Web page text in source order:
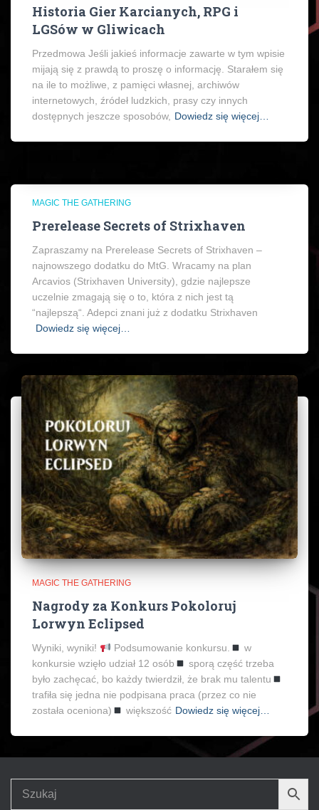
Historia Gier Karcianych, RPG i
LGSów w Gliwicach
Przedmowa Jeśli jakieś informacje zawarte w tym wpisie
mijają się z prawdą to proszę o informację. Starałem się
na ile to możliwe, z pamięci własnej, archiwów
internetowych, źródeł ludzkich, prasy czy innych
dostępnych jeszcze sposobów, Dowiedz się więcej…
MAGIC THE GATHERING
Prerelease Secrets of Strixhaven
Zapraszamy na Prerelease Secrets of Strixhaven –
najnowszego dodatku do MtG. Wracamy na plan
Arcavios (Strixhaven University), gdzie najlepsze
uczelnie zmagają się o to, która z nich jest tą
“najlepszą“. Adepci znani już z dodatku Strixhaven
Dowiedz się więcej…
MAGIC THE GATHERING
Nagrody za Konkurs Pokoloruj
Lorwyn Eclipsed
Wyniki, wyniki! Podsumowanie konkursu.
w
konkursie wzięło udział 12 osób
sporą część trzeba
było zachęcać, bo każdy twierdził, że brak mu talentu
trafiła się jedna nie podpisana praca (przez co nie
została oceniona)
większość Dowiedz się więcej…